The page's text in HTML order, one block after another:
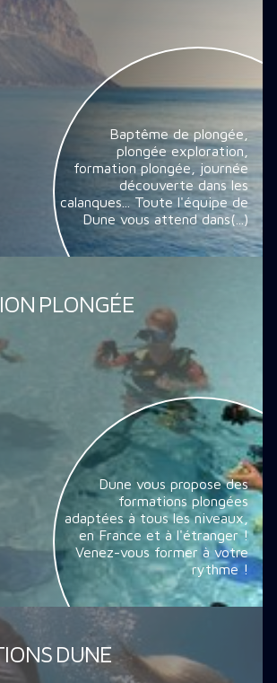
Baptême de plongée,
plongée exploration,
formation plongée, journée
découverte dans les
calanques... Toute l'équipe de
Dune vous attend dans(...)
PLONGÉE
Dune vous propose des
formations plongées
adaptées à tous les niveaux,
en France et à l'étranger !
Venez-vous former à votre
rythme !
DUNE